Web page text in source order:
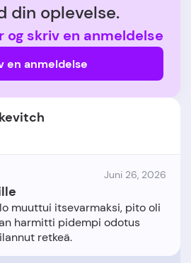
din oplevelse.
og skriv en anmeldelse
en anmeldelse
Juni 26, 2026
muuttui itsevarmaksi, pito oli
harmitti pidempi odotus